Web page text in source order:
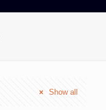
Show all